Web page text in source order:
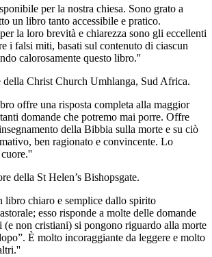
per la nostra chiesa. Sono grato a
un libro tanto accessibile e pratico.
la loro brevità e chiarezza sono gli eccellenti
i falsi miti, basati sul contenuto di ciascun
calorosamente questo libro.''
della Christ Church Umhlanga, Sud Africa.
offre una risposta completa alla maggior
domande che potremo mai porre. Offre
della Bibbia sulla morte e su ciò
ben ragionato e convincente. Lo
della St Helen’s Bishopsgate.
libro chiaro e semplice dallo spirito
esso risponde a molte delle domande
(e non cristiani) si pongono riguardo alla morte
È molto incoraggiante da leggere e molto